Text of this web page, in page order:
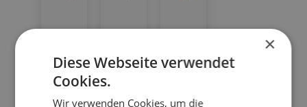
10.H
×
Diese Webseite verwendet
Cookies.
Wir verwenden Cookies, um die